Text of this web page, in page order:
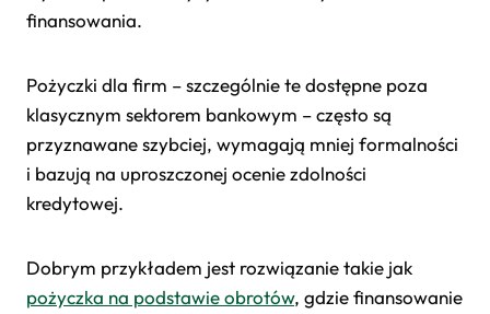
finansowania.
Pożyczki dla firm – szczególnie te dostępne poza
klasycznym sektorem bankowym – często są
przyznawane szybciej, wymagają mniej formalności
i bazują na uproszczonej ocenie zdolności
kredytowej.
Dobrym przykładem jest rozwiązanie takie jak
pożyczka na podstawie obrotów, gdzie finansowanie